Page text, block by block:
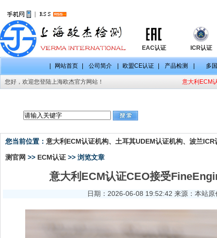
EAC认证 ICR认证
网站首页 公司简介 欧盟CE认证 产品检测 多
您好，欢迎您登陆上海欧杰官方网站！ 意大利ECM
您当前位置： 意大利ECM认证机构、土耳其UDEM认证机构、波兰
测官网 >> ECM认证 >> 浏览文章
意大利ECM认证CEO接受
日期：2026-06-08 19:52:42 来源：本站